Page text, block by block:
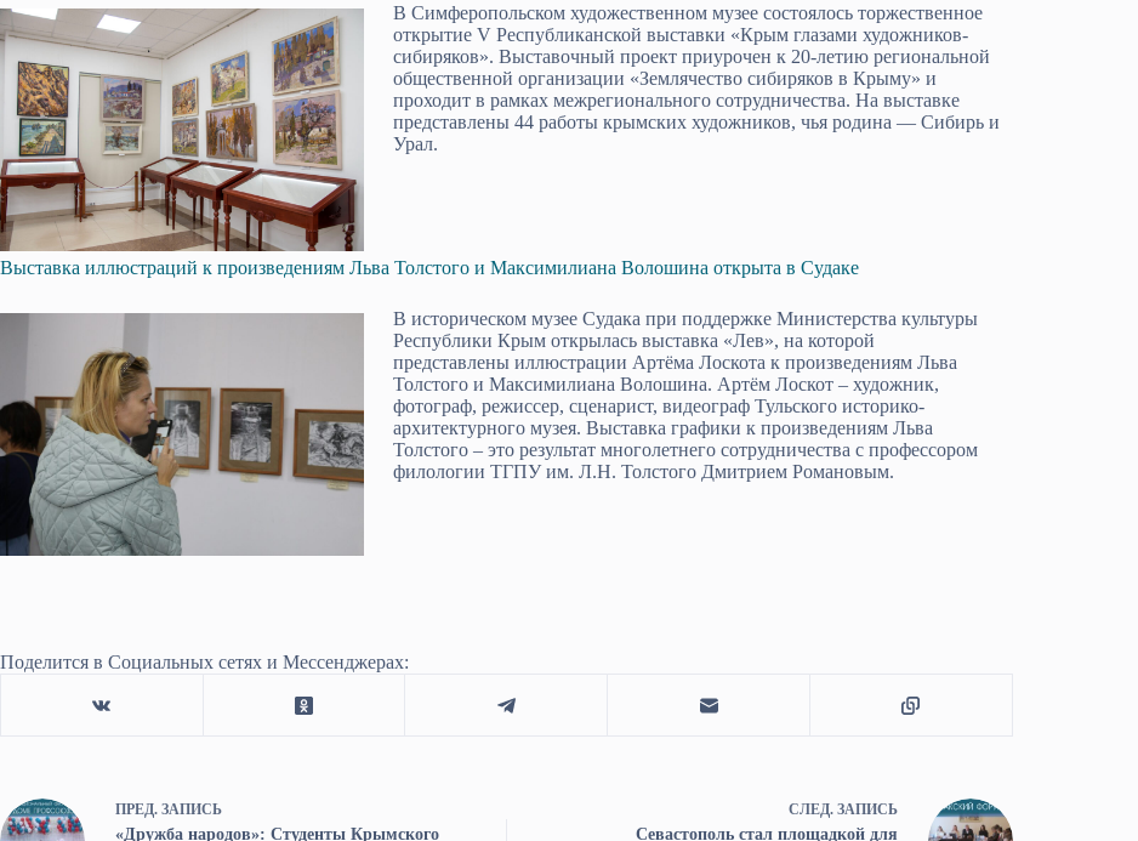
В Симферопольском художественном музее состоялось торжественное
открытие V Республиканской выставки «Крым глазами художников-
сибиряков». Выставочный проект приурочен к 20-летию региональной
общественной организации «Землячество сибиряков в Крыму» и
проходит в рамках межрегионального сотрудничества. На выставке
представлены 44 работы крымских художников, чья родина — Сибирь и
Урал.
Выставка иллюстраций к произведениям Льва Толстого и Максимилиана Волошина открыта в Судаке
В историческом музее Судака при поддержке Министерства культуры
Республики Крым открылась выставка «Лев», на которой
представлены иллюстрации Артёма Лоскота к произведениям Льва
Толстого и Максимилиана Волошина. Артём Лоскот – художник,
фотограф, режиссер, сценарист, видеограф Тульского историко-
архитектурного музея. Выставка графики к произведениям Льва
Толстого – это результат многолетнего сотрудничества с профессором
филологии ТГПУ им. Л.Н. Толстого Дмитрием Романовым.
Поделится в Социальных сетях и Мессенджерах:
ПРЕД. ЗАПИСЬ
«Дружба народов»: Студенты Крымского
СЛЕД. ЗАПИСЬ
Севастополь стал площадкой для